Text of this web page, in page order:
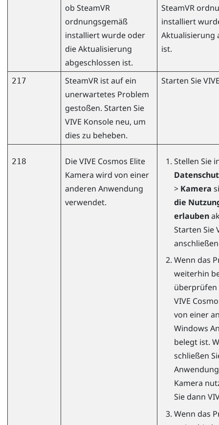
ob SteamVR
ordnungsgemäß
installiert wurde oder
die Aktualisierung
abgeschlossen ist.
SteamVR
installiert
Aktualisierung
ist.
217 SteamVR ist auf ein
unerwartetes Problem
gestoßen. Starten Sie
VIVE Konsole neu, um
dies zu beheben.
Starten Sie
218 DieVIVE Cosmos Elite
Kamera wird von einer
anderen Anwendung
verwendet.
Stellen Sie
> Kamera
die
erlauben
Starten Sie
Wenn das
weiterhin
überprüfen
VIVE
von einer
Windows
belegt ist.
schließen
Kamera
Sie dann
Wenn das